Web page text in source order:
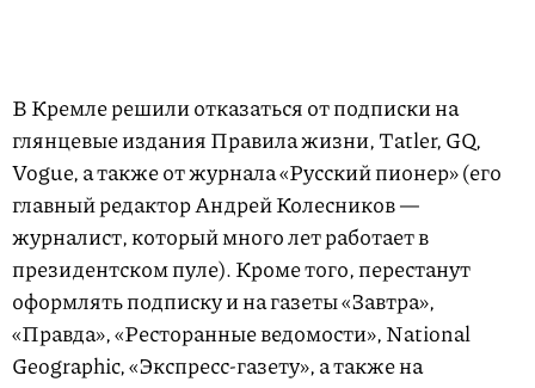
В Кремле решили отказаться от подписки на
глянцевые издания Правила жизни, Tatler, GQ,
Vogue, а также от журнала «Русский пионер» (его
главный редактор Андрей Колесников —
журналист, который много лет работает в
президентском пуле). Кроме того, перестанут
оформлять подписку и на газеты «Завтра»,
«Правда», «Ресторанные ведомости», National
Geographic, «Экспресс-газету», а также на